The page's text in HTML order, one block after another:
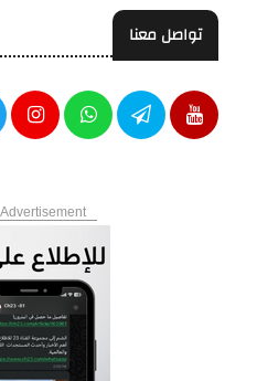
تواصل معنا
Advertisement